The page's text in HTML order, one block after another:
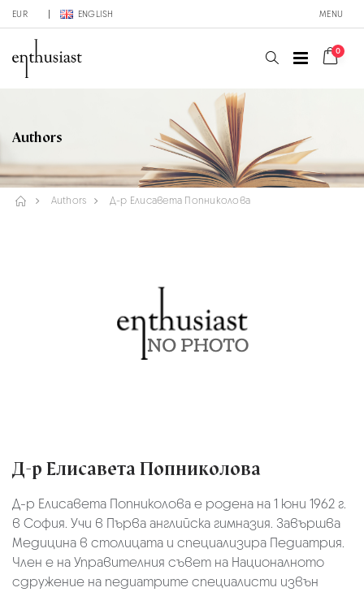
EUR ENGLISH MENU
0
Authors
Authors Д-р Елисавета Попниколова
Д-р Елисавета Попниколова
Д-р Елисавета Попниколова е родена на 1 юни 1962 г.
в София. Учи в Първа английска гимназия. Завършва
Медицина в столицата и специализира Педиатрия.
Член е на Управителния съвет на Националното
сдружение на педиатрите специалисти извън